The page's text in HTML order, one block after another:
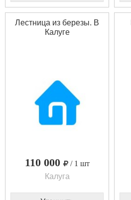
Лестница из березы. В
Калуге
110 000
/ 1 шт
Калуга